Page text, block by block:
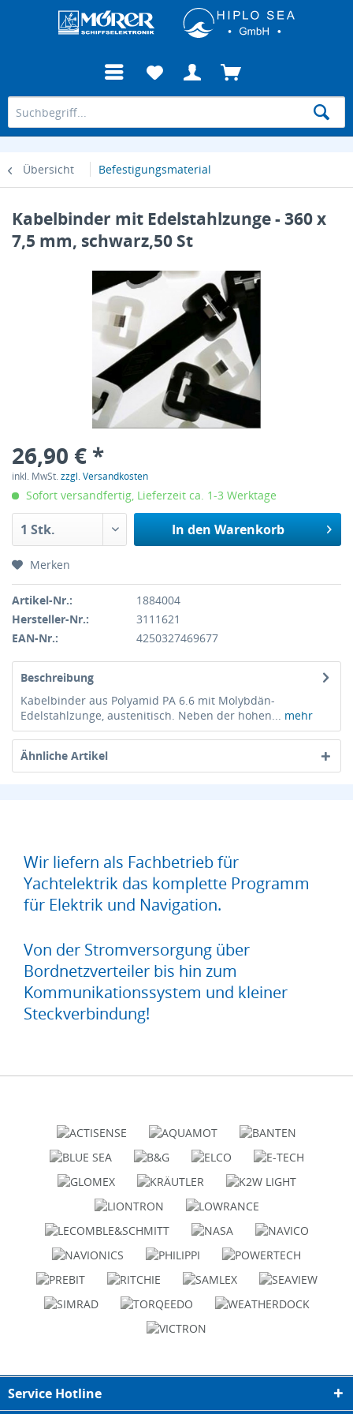
Übersicht Befestigungsmaterial
Kabelbinder mit Edelstahlzunge - 360 x
7,5 mm, schwarz,50 St
26,90 € *
inkl. MwSt.zzgl. Versandkosten
Sofort versandfertig, Lieferzeit ca. 1-3 Werktage
In den Warenkorb
Merken
Artikel-Nr.:
1884004
Hersteller-Nr.:
3111621
EAN-Nr.:
4250327469677
Beschreibung
Kabelbinder aus Polyamid PA 6.6 mit Molybdän-
Edelstahlzunge, austenitisch. Neben der hohen... mehr
Ähnliche Artikel
Wir liefern als Fachbetrieb für
Yachtelektrik das komplette Programm
für Elektrik und Navigation.
Von der Stromversorgung über
Bordnetzverteiler bis hin zum
Kommunikationssystem und kleiner
Steckverbindung!
Service Hotline